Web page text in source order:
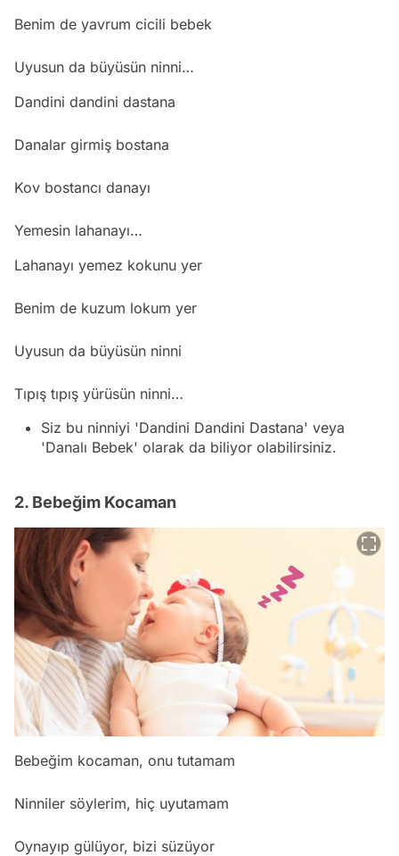
Benim de yavrum cicili bebek
Uyusun da büyüsün ninni…
Dandini dandini dastana
Danalar girmiş bostana
Kov bostancı danayı
Yemesin lahanayı…
Lahanayı yemez kokunu yer
Benim de kuzum lokum yer
Uyusun da büyüsün ninni
Tıpış tıpış yürüsün ninni…
Siz bu ninniyi 'Dandini Dandini Dastana' veya
'Danalı Bebek' olarak da biliyor olabilirsiniz.
2. Bebeğim Kocaman
Bebeğim kocaman, onu tutamam
Ninniler söylerim, hiç uyutamam
Oynayıp gülüyor, bizi süzüyor